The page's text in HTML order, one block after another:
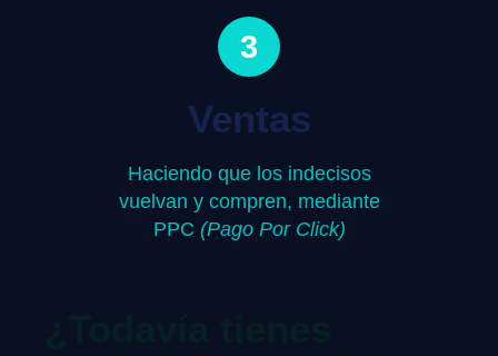
3
Ventas
Haciendo que los indecisos
vuelvan y compren, mediante
PPC (Pago Por Click)